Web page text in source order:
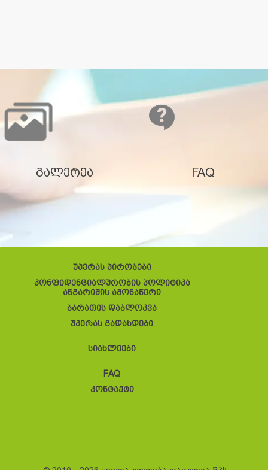
გალერეა FAQ
უპერას პირობები
კონფიდენციალურობის პოლიტიკა
ანგარიშის ამონაწერი
ბარათის დაბლოკვა
უპერას გადახდები
სიახლეები
FAQ
კონტაქტი